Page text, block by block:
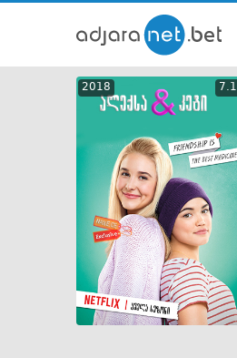
2018 7.1
GEO ENG RUS